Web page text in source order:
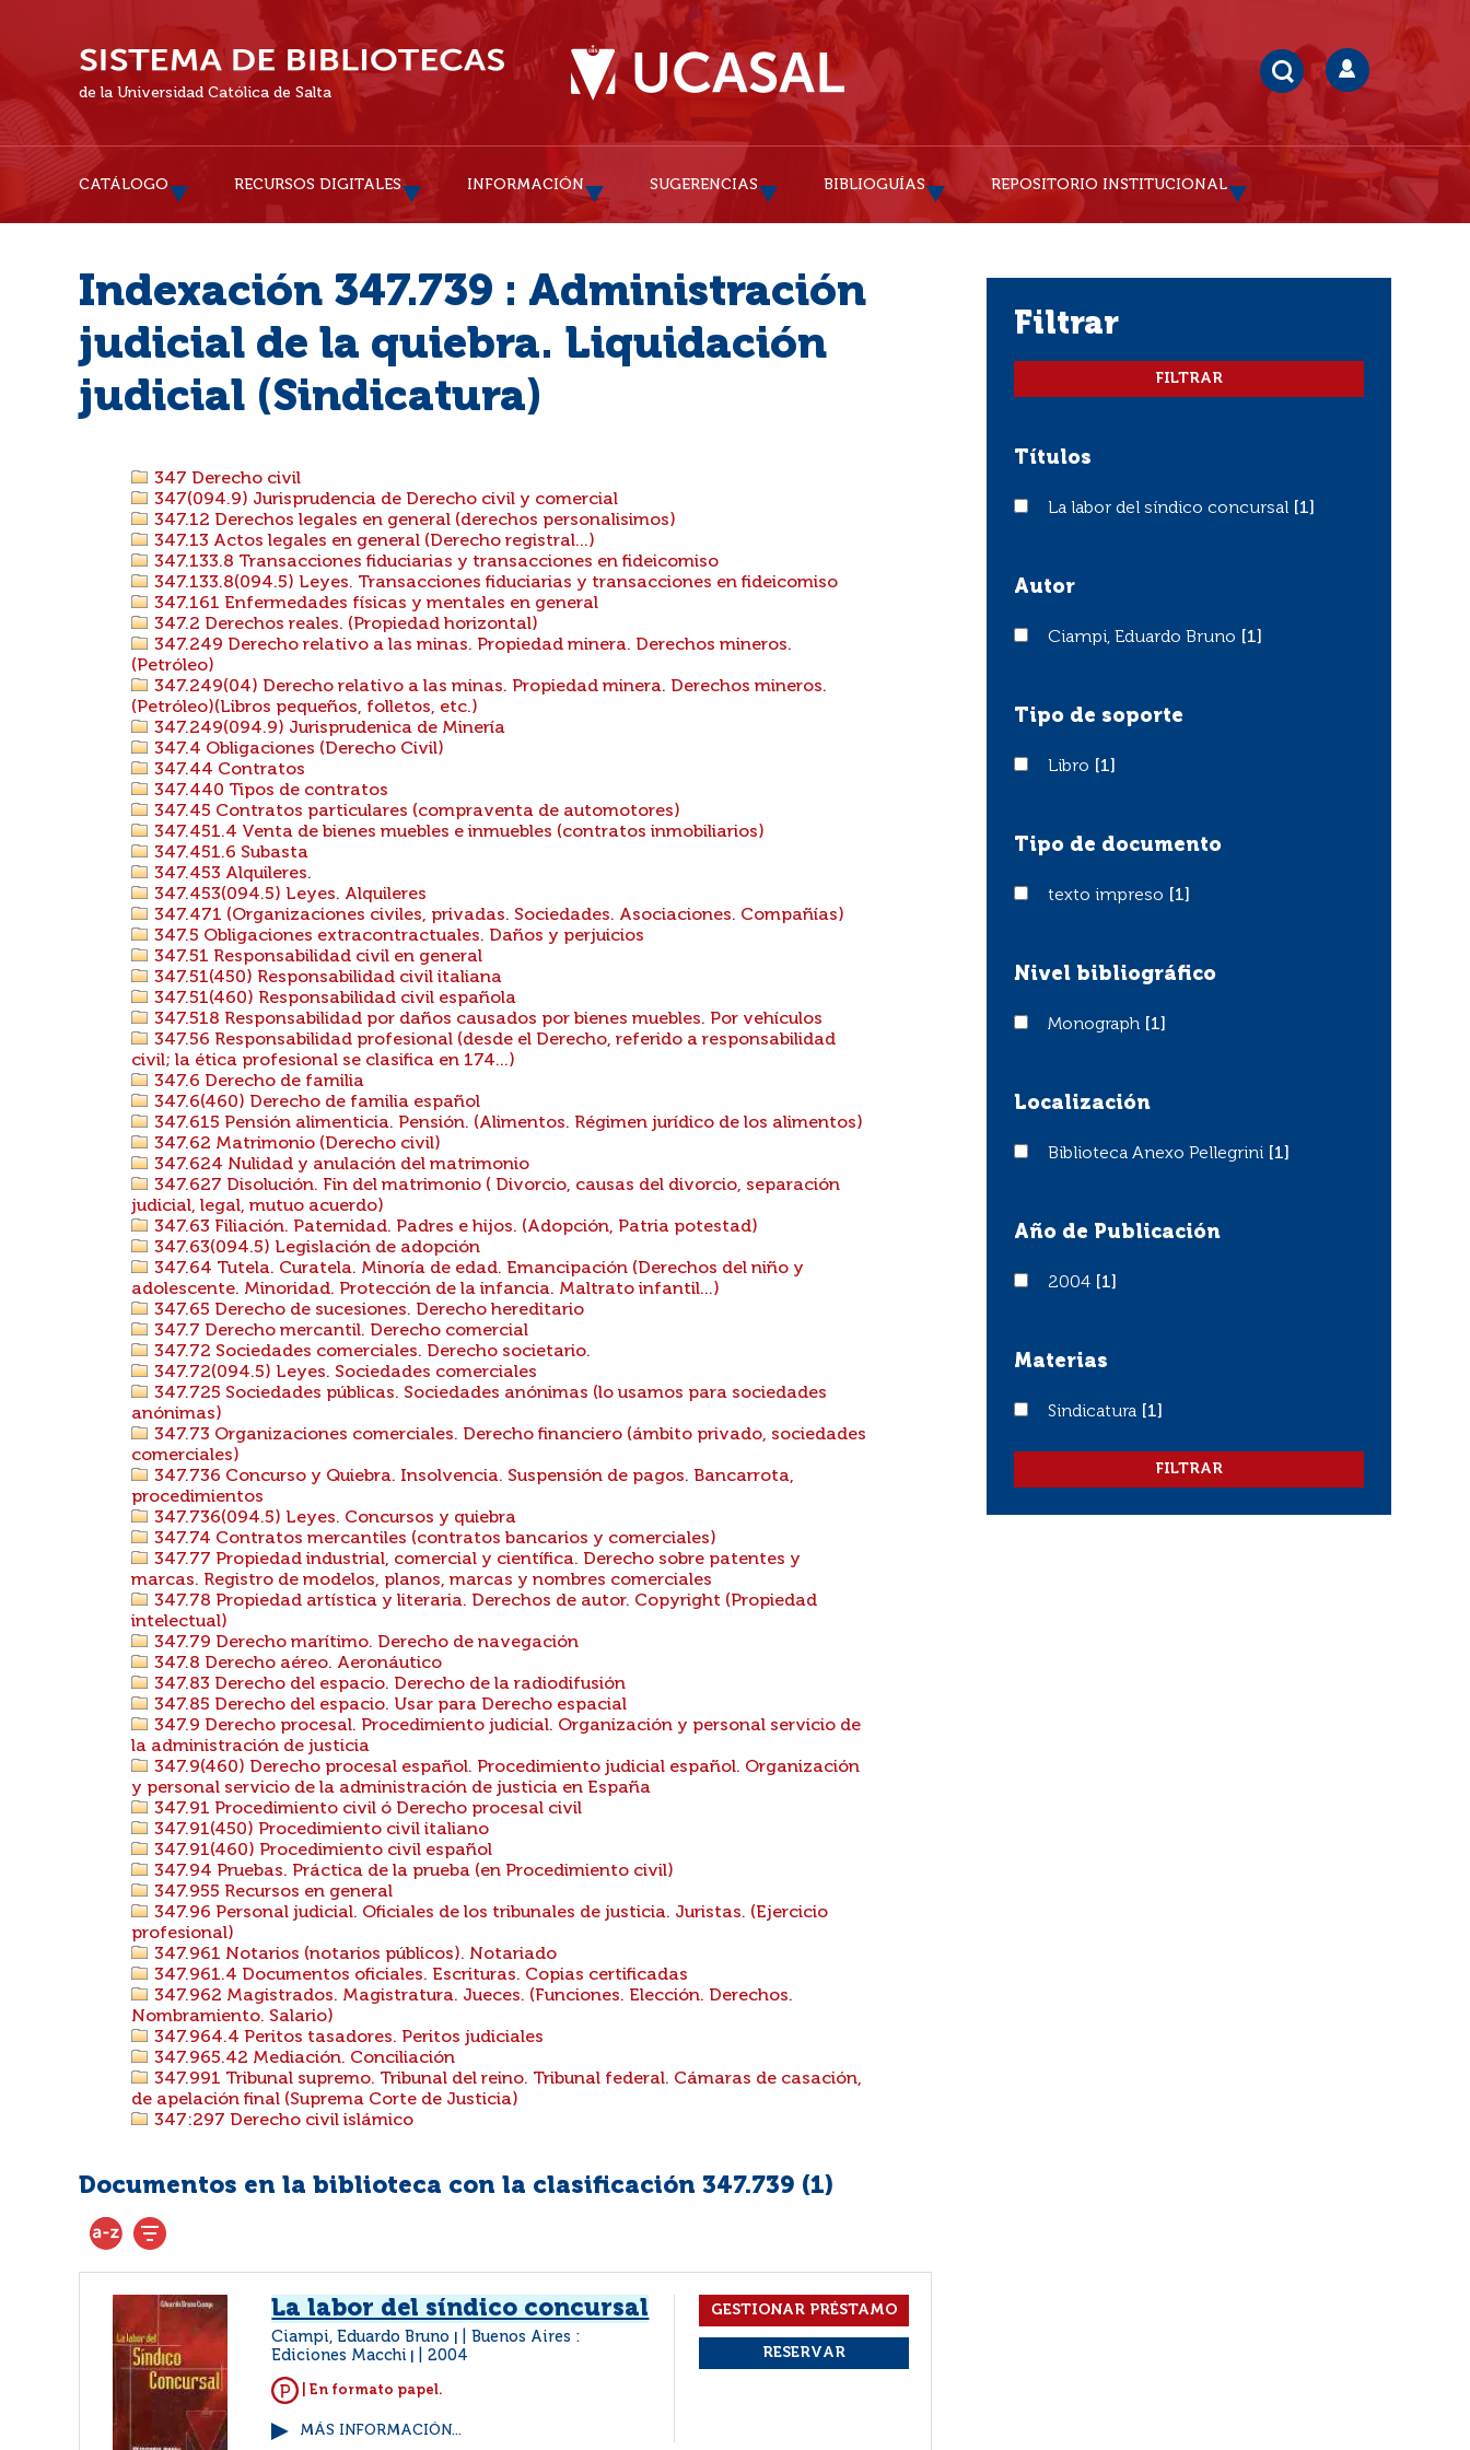
de la Universidad Católica de Salta
CATÁLOGO RECURSOS DIGITALES INFORMACIÓN SUGERENCIAS BIBLIOGUÍAS REPOSITORIO INSTITUCIONAL
Indexación 347.739 : Administración
judicial de la quiebra. Liquidación
judicial (Sindicatura)
347 Derecho civil
347(094.9) Jurisprudencia de Derecho civil y comercial
347.12 Derechos legales en general (derechos personalisimos)
347.13 Actos legales en general (Derecho registral...)
347.133.8 Transacciones fiduciarias y transacciones en fideicomiso
347.133.8(094.5) Leyes. Transacciones fiduciarias y transacciones en fideicomiso
347.161 Enfermedades físicas y mentales en general
347.2 Derechos reales. (Propiedad horizontal)
347.249 Derecho relativo a las minas. Propiedad minera. Derechos mineros.
(Petróleo)
347.249(04) Derecho relativo a las minas. Propiedad minera. Derechos mineros.
(Petróleo)(Libros pequeños, folletos, etc.)
347.249(094.9) Jurisprudenica de Minería
347.4 Obligaciones (Derecho Civil)
347.44 Contratos
347.440 Tipos de contratos
347.45 Contratos particulares (compraventa de automotores)
347.451.4 Venta de bienes muebles e inmuebles (contratos inmobiliarios)
347.451.6 Subasta
347.453 Alquileres.
347.453(094.5) Leyes. Alquileres
347.471 (Organizaciones civiles, privadas. Sociedades. Asociaciones. Compañías)
347.5 Obligaciones extracontractuales. Daños y perjuicios
347.51 Responsabilidad civil en general
347.51(450) Responsabilidad civil italiana
347.51(460) Responsabilidad civil española
347.518 Responsabilidad por daños causados por bienes muebles. Por vehículos
347.56 Responsabilidad profesional (desde el Derecho, referido a responsabilidad
civil; la ética profesional se clasifica en 174...)
347.6 Derecho de familia
347.6(460) Derecho de familia español
347.615 Pensión alimenticia. Pensión. (Alimentos. Régimen jurídico de los alimentos)
347.62 Matrimonio (Derecho civil)
347.624 Nulidad y anulación del matrimonio
347.627 Disolución. Fin del matrimonio ( Divorcio, causas del divorcio, separación
judicial, legal, mutuo acuerdo)
347.63 Filiación. Paternidad. Padres e hijos. (Adopción, Patria potestad)
347.63(094.5) Legislación de adopción
347.64 Tutela. Curatela. Minoría de edad. Emancipación (Derechos del niño y
adolescente. Minoridad. Protección de la infancia. Maltrato infantil...)
347.65 Derecho de sucesiones. Derecho hereditario
347.7 Derecho mercantil. Derecho comercial
347.72 Sociedades comerciales. Derecho societario.
347.72(094.5) Leyes. Sociedades comerciales
347.725 Sociedades públicas. Sociedades anónimas (lo usamos para sociedades
anónimas)
347.73 Organizaciones comerciales. Derecho financiero (ámbito privado, sociedades
comerciales)
347.736 Concurso y Quiebra. Insolvencia. Suspensión de pagos. Bancarrota,
procedimientos
347.736(094.5) Leyes. Concursos y quiebra
347.74 Contratos mercantiles (contratos bancarios y comerciales)
347.77 Propiedad industrial, comercial y científica. Derecho sobre patentes y
marcas. Registro de modelos, planos, marcas y nombres comerciales
347.78 Propiedad artística y literaria. Derechos de autor. Copyright (Propiedad
intelectual)
347.79 Derecho marítimo. Derecho de navegación
347.8 Derecho aéreo. Aeronáutico
347.83 Derecho del espacio. Derecho de la radiodifusión
347.85 Derecho del espacio. Usar para Derecho espacial
347.9 Derecho procesal. Procedimiento judicial. Organización y personal servicio de
la administración de justicia
347.9(460) Derecho procesal español. Procedimiento judicial español. Organización
y personal servicio de la administración de justicia en España
347.91 Procedimiento civil ó Derecho procesal civil
347.91(450) Procedimiento civil italiano
347.91(460) Procedimiento civil español
347.94 Pruebas. Práctica de la prueba (en Procedimiento civil)
347.955 Recursos en general
347.96 Personal judicial. Oficiales de los tribunales de justicia. Juristas. (Ejercicio
profesional)
347.961 Notarios (notarios públicos). Notariado
347.961.4 Documentos oficiales. Escrituras. Copias certificadas
347.962 Magistrados. Magistratura. Jueces. (Funciones. Elección. Derechos.
Nombramiento. Salario)
347.964.4 Peritos tasadores. Peritos judiciales
347.965.42 Mediación. Conciliación
347.991 Tribunal supremo. Tribunal del reino. Tribunal federal. Cámaras de casación,
de apelación final (Suprema Corte de Justicia)
347:297 Derecho civil islámico
Documentos en la biblioteca con la clasificación 347.739 (1)
La labor del síndico concursal
Ciampi, Eduardo Bruno
Buenos Aires :
Ediciones Macchi
2004
| En formato papel.
MÁS INFORMACIÓN...
filtrar
Títulos
La labor del síndico concursal
La labor del síndico concursal [1]
Autor
Ciampi, Eduardo Bruno
Ciampi, Eduardo Bruno [1]
Tipo de soporte
LibroLibro [1]
Tipo de documento
texto impreso
texto impreso [1]
Nivel bibliográfico
Monograph
Monograph [1]
Localización
Biblioteca Anexo Pellegrini
Biblioteca Anexo Pellegrini [1]
Año de Publicación
20042004 [1]
Materias
Sindicatura
Sindicatura [1]